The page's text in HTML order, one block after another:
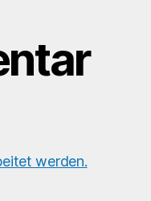
#tinyearth360
werden.